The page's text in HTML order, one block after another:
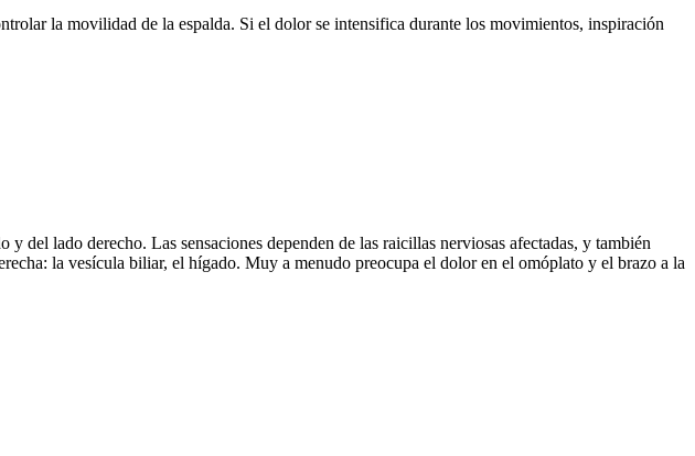
la movilidad de la espalda. Si el dolor se intensifica durante los movimientos, inspiración
del lado derecho. Las sensaciones dependen de las raicillas nerviosas afectadas, y también
la vesícula biliar, el hígado. Muy a menudo preocupa el dolor en el omóplato y el brazo a la